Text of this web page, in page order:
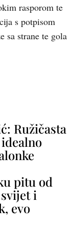
rasporom te
s potpisom
sa strane te gola
Ružičasta
pitu od
i
evo